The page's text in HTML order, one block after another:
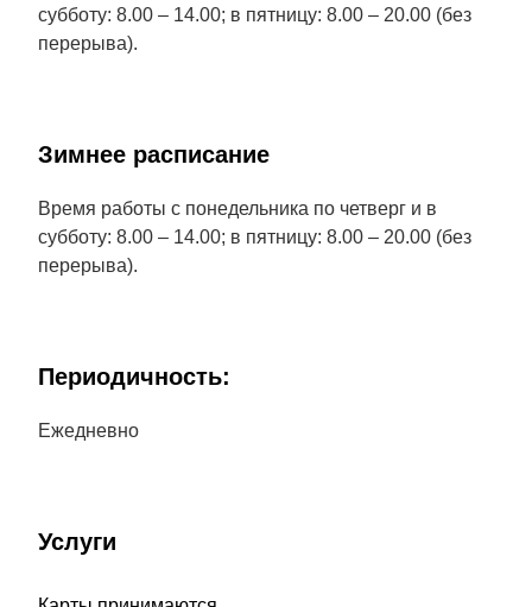
субботу: 8.00 – 14.00; в пятницу: 8.00 – 20.00 (без
перерыва).
Зимнее расписание
Время работы с понедельника по четверг и в
субботу: 8.00 – 14.00; в пятницу: 8.00 – 20.00 (без
перерыва).
Периодичность:
Ежедневно
Услуги